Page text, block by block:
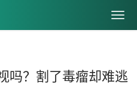
吗？割了毒瘤却难逃